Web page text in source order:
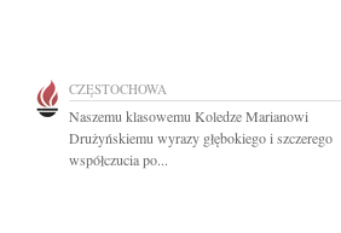
CZĘSTOCHOWA
Naszemu klasowemu Koledze Marianowi
Drużyńskiemu wyrazy głębokiego i szczerego
współczucia po...